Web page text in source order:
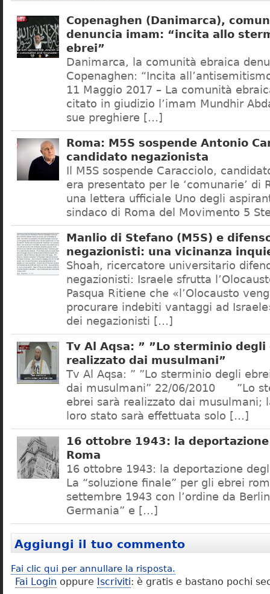
Copenaghen (Danimarca),
denuncia imam: “incita allo
ebrei”
Danimarca, la comunità ebraica
Copenaghen: “Incita
11 Maggio 2017 – La comunità
citato in giudizio l’imam Mundhir
sue preghiere […]
Roma: M5S sospende Antonio
candidato negazionista
Il M5S sospende Caracciolo,
era presentato per le ‘comunarie’ di
una lettera ufficiale Uno degli
sindaco di Roma del Movimento 5
Manlio di Stefano (M5S) e
negazionisti: una vicinanza
Shoah, ricercatore universitario
negazionisti: Israele sfrutta
Pasqua Ritiene che «l’Olocausto
procurare indebiti vantaggi ad
dei negazionisti […]
Tv Al Aqsa: ” ”Lo sterminio degli
realizzato dai musulmani”
Tv Al Aqsa: ” ”Lo sterminio degli
dai musulmani” 22/06/2010 ”Lo
ebrei sarà realizzato dai musulmani;
loro stato sarà effettuata solo […]
16 ottobre 1943: la
Roma
16 ottobre 1943: la deportazione
La “soluzione finale” per gli ebrei
settembre 1943 con l’ordine da
Germania” e […]
Aggiungi il tuo commento
Fai clic qui per annullare la risposta.
Fai Login oppure Iscriviti: è gratis e bastano pochi